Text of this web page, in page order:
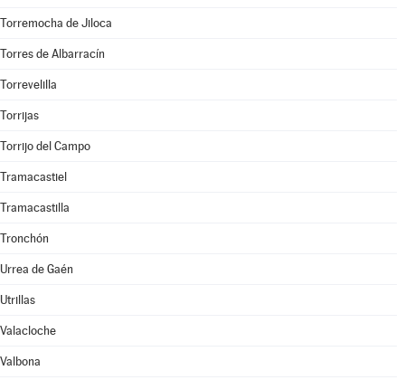
Torremocha de Jiloca
Torres de Albarracín
Torrevelilla
Torrijas
Torrijo del Campo
Tramacastiel
Tramacastilla
Tronchón
Urrea de Gaén
Utrillas
Valacloche
Valbona